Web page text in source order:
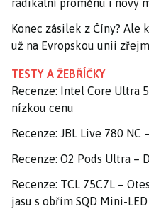
radikální proměnu i nový
Konec zásilek z Číny? Ale
už na Evropskou unii
TESTY A ŽEBŘÍČKY
Recenze: Intel Core Ultra
nízkou cenu
Recenze: JBL Live 780
Recenze: O2 Pods Ultra –
Recenze: TCL 75C7L –
jasu s obřím SQD Mini-